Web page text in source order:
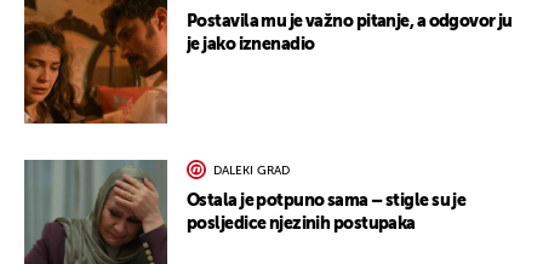
Postavila mu je važno pitanje, a odgovor ju
je jako iznenadio
DALEKI GRAD
Ostala je potpuno sama – stigle su je
posljedice njezinih postupaka